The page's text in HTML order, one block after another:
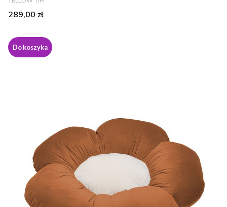
Cena
289,00 zł
Do koszyka